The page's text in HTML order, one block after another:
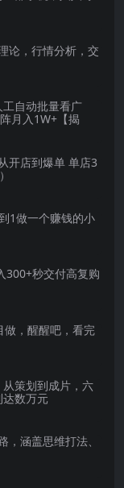
论，行情分析，交
自动批量看广
月入1W+【揭
开店到爆单 单店3
1做一个赚钱的小
300+秒交付高复购
做，醒醒吧，看完
策划到成片，六
数万元
涵盖思维打法、